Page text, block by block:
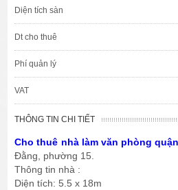
Diện tích sàn
Dt cho thuê
Phí quản lý
VAT
THÔNG TIN CHI TIẾT
Cho thuê nhà làm văn phòng
Đằng, phường 15.
Thông tin nhà :
Diện tích: 5.5 x 18m